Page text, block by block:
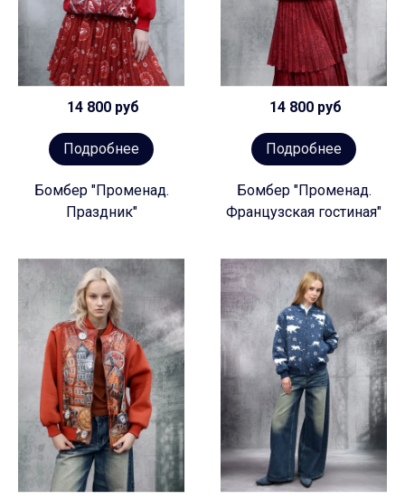
14 800 руб
Подробнее
Бомбер "Променад.
Праздник"
14 800 руб
Подробнее
Бомбер "Променад.
Французская гостиная"